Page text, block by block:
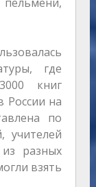
где
книг
России на
по
учителей
разных
взять